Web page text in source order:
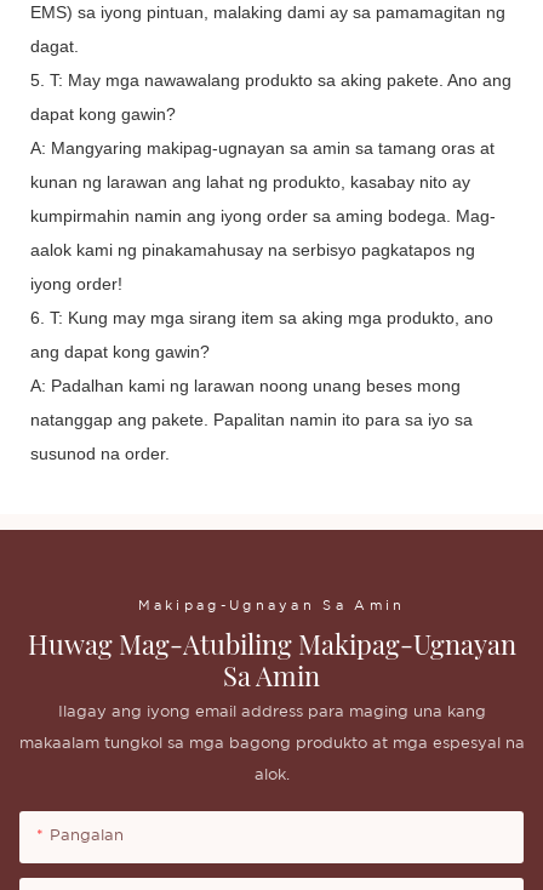
EMS) sa iyong pintuan, malaking dami ay sa pamamagitan ng
dagat.
5. T: May mga nawawalang produkto sa aking pakete. Ano ang
dapat kong gawin?
A: Mangyaring makipag-ugnayan sa amin sa tamang oras at
kunan ng larawan ang lahat ng produkto, kasabay nito ay
kumpirmahin namin ang iyong order sa aming bodega. Mag-
aalok kami ng pinakamahusay na serbisyo pagkatapos ng
iyong order!
6. T: Kung may mga sirang item sa aking mga produkto, ano
ang dapat kong gawin?
A: Padalhan kami ng larawan noong unang beses mong
natanggap ang pakete. Papalitan namin ito para sa iyo sa
susunod na order.
Makipag-Ugnayan Sa Amin
Huwag Mag-Atubiling Makipag-Ugnayan
Sa Amin
Ilagay ang iyong email address para maging una kang
makaalam tungkol sa mga bagong produkto at mga espesyal na
alok.
Pangalan